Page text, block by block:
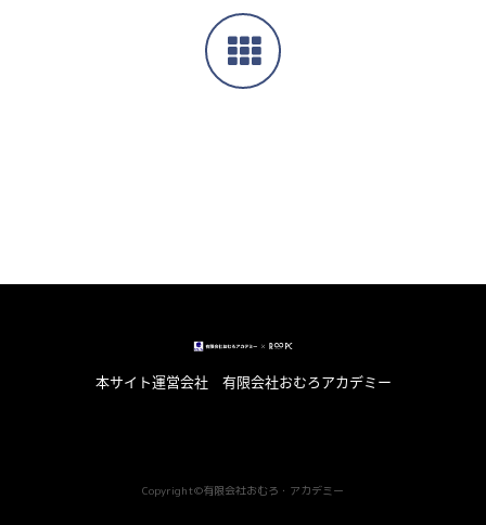
本サイト運営会社 有限会社おむろアカデミー
Copyright©️有限会社おむろ・アカデミー